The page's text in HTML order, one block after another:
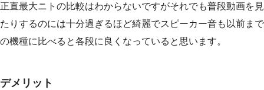
正直最大ニトの比較はわからないですがそれでも普段動画を見
たりするのには十分過ぎるほど綺麗でスピーカー音も以前まで
の機種に比べると各段に良くなっていると思います。
デメリット